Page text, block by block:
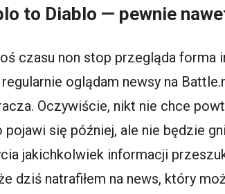
to Diablo — pewnie
czasu non stop przegląda forma
oglądam newsy na
Oczywiście, nikt nie chce
się później, ale nie będzie
jakichkolwiek informacji
dziś natrafiłem na news, który